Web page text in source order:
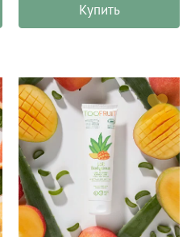
Купить